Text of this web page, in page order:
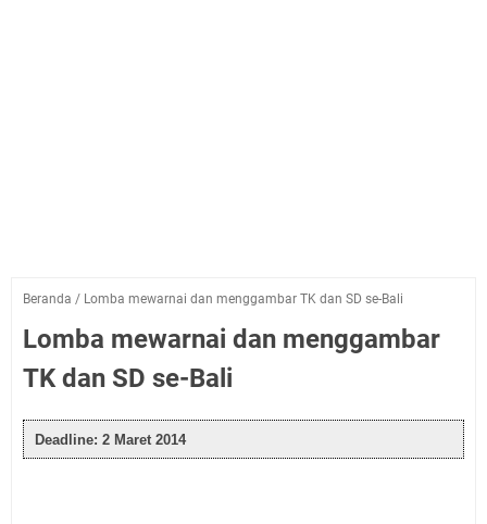
Beranda / Lomba mewarnai dan menggambar TK dan SD se-Bali
Lomba mewarnai dan menggambar
TK dan SD se-Bali
Deadline: 2 Maret 2014